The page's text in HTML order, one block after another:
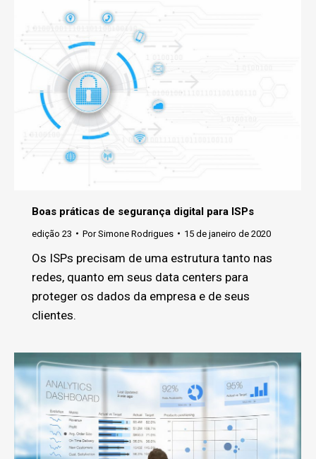
Boas práticas de segurança digital para ISPs
edição 23 PorSimone Rodrigues 15 de janeiro de 2020
Os ISPs precisam de uma estrutura tanto nas
redes, quanto em seus data centers para
proteger os dados da empresa e de seus
clientes.